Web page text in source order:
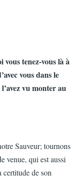
tenez-vous là à
vous dans le
vu monter au
Sauveur; tournons
venue, qui est aussi
certitude de son